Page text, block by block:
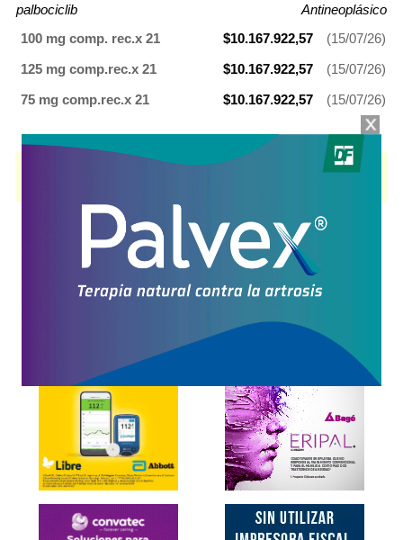
palbociclib
Antineoplásico
100 mg comp. rec.x 21
$10.167.922,57
(15/07/26)
125 mg comp.rec.x 21
$10.167.922,57
(15/07/26)
75 mg comp.rec.x 21
$10.167.922,57 (15/07/26)
y se indica como Antineoplásico. Es
Otros productos con
palbociclib
Otros productos de
Richmond